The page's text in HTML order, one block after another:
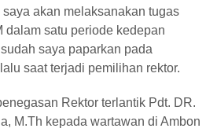
akan melaksanakan tugas
dalam satu periode kedepan
saya paparkan pada
saat terjadi pemilihan rektor.
Rektor terlantik Pdt. DR.
M.Th kepada wartawan di Ambon